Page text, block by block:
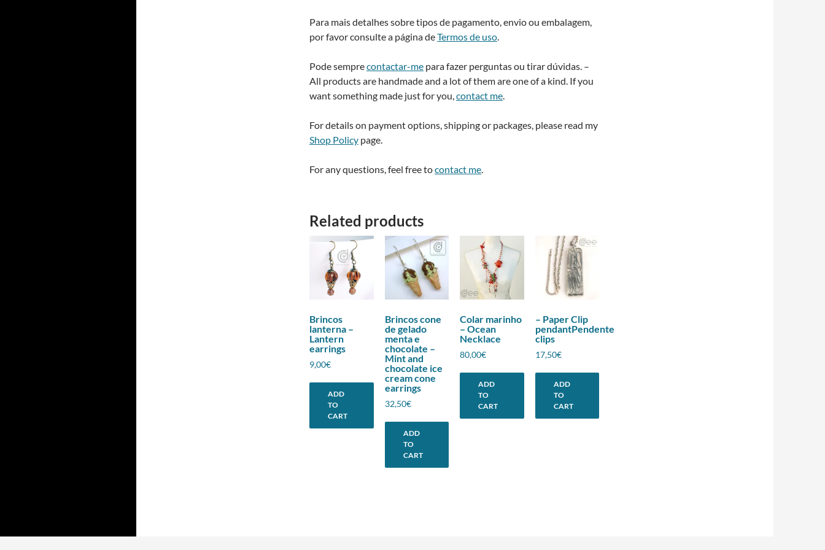
Para mais detalhes sobre tipos de pagamento, envio ou embalagem,
por favor consulte a página deTermos de uso
Pode semprecontactar-me para fazer perguntas ou tirar dúvidas. –
All products are handmade and a lot of them are one of a kind. If you
want something made just for you, contact me
For details on payment options, shipping or packages, please read my
Shop Policy page.
For any questions, feel free tocontact me
Related products
Brincos
lanterna –
Lantern
earrings
9,00€
ADD
TO
CART
Brincos cone
de gelado
menta e
chocolate –
Mint and
chocolate ice
cream cone
earrings
32,50€
ADD
TO
CART
Colar marinho
– Ocean
Necklace
80,00€
ADD
TO
CART
– Paper Clip
pendantPendente
clips
17,50€
ADD
TO
CART